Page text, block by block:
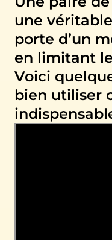
une
porte d’un
en limitant
Voici
bien utiliser